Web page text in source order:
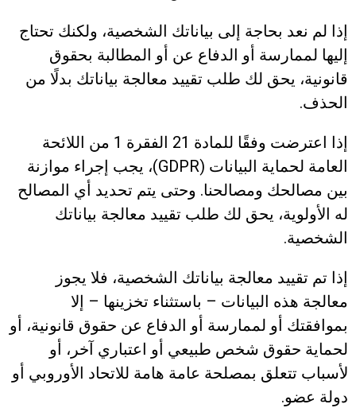
إذا لم نعد بحاجة إلى بياناتك الشخصية، ولكنك تحتاج
إليها لممارسة أو الدفاع عن أو المطالبة بحقوق
قانونية، يحق لك طلب تقييد معالجة بياناتك بدلًا من
الحذف.
إذا اعترضت وفقًا للمادة 21 الفقرة 1 من اللائحة
العامة لحماية البيانات (GDPR)، يجب إجراء موازنة
بين مصالحك ومصالحنا. وحتى يتم تحديد أي المصالح
له الأولوية، يحق لك طلب تقييد معالجة بياناتك
الشخصية.
إذا تم تقييد معالجة بياناتك الشخصية، فلا يجوز
معالجة هذه البيانات – باستثناء تخزينها – إلا
بموافقتك أو لممارسة أو الدفاع عن حقوق قانونية، أو
لحماية حقوق شخص طبيعي أو اعتباري آخر، أو
لأسباب تتعلق بمصلحة عامة هامة للاتحاد الأوروبي أو
دولة عضو.